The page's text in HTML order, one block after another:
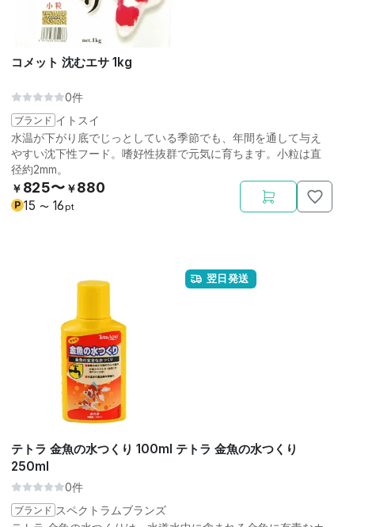
コメット 沈むエサ 1kg
0件
ブランド イトスイ
水温が下がり底でじっとしている季節でも、年間を通して与え
やすい沈下性フード。嗜好性抜群で元気に育ちます。小粒は直
径約2mm。
￥ 825〜 ￥880
P 15 〜 16 pt
翌日発送
テトラ 金魚の水つくり 100ml テトラ 金魚の水つくり
250ml
0件
ブランド スペクトラムブランズ